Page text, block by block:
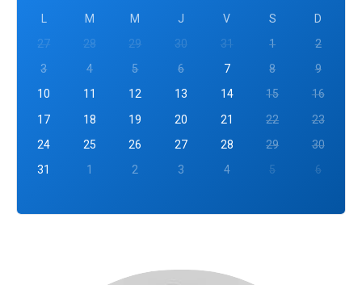
M M J V S
D
27
28 29 30 31 1
2
3
4 5 6 7 8
9
10
11 12 13 14 15
16
17
18 19 20 21 22
23
24
25 26 27 28 29
30
31
1 2 3 4 5 6